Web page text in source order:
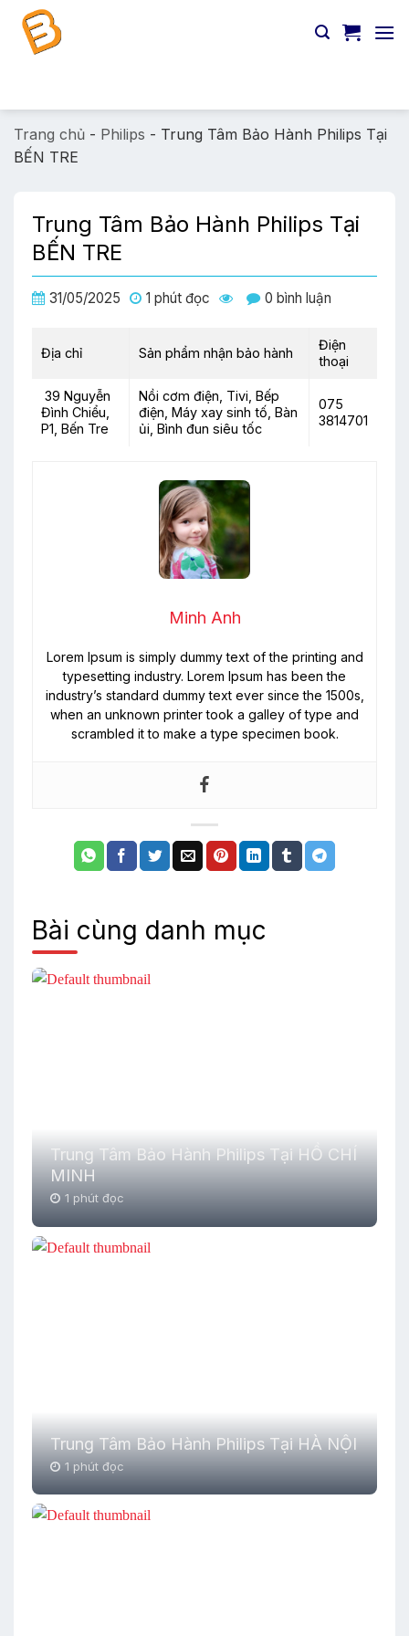
Chuyển
đến
Trang chủ - Philips - Trung Tâm Bảo Hành Philips Tại
BẾN TRE
Trung Tâm Bảo Hành Philips Tại
BẾN TRE
31/05/2025 1 phút đọc 0 bình luận
Địa chỉ Sản phẩm nhận bảo hành
Điện
thoại
39 Nguyễn
Đình Chiểu,
P1, Bến Tre
Nồi cơm điện, Tivi, Bếp
điện, Máy xay sinh tố, Bàn
ủi, Bình đun siêu tốc
075
3814701
Minh Anh
Lorem Ipsum is simply dummy text of the printing and
typesetting industry. Lorem Ipsum has been the
industry’s standard dummy text ever since the 1500s,
when an unknown printer took a galley of type and
scrambled it to make a type specimen book.
Bài cùng danh mục
Trung Tâm Bảo Hành Philips Tại HỒ CHÍ
MINH
1 phút đọc
Trung Tâm Bảo Hành Philips Tại HÀ NỘI
1 phút đọc